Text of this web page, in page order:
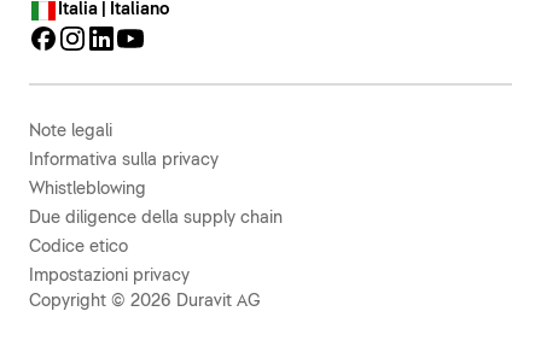
Italia | Italiano
Note legali
Informativa sulla privacy
Whistleblowing
Due diligence della supply chain
Codice etico
Impostazioni privacy
Copyright © 2026 Duravit AG